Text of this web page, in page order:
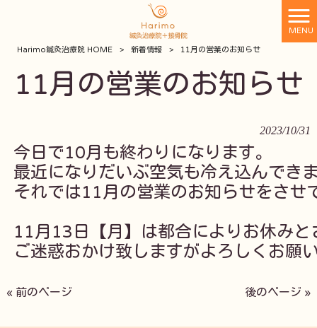
MENU
Harimo鍼灸治療院 HOME > 新着情報 > 11月の営業のお知らせ
11月の営業のお知らせ
2023/10/31
それでは11月の営業のお知らせをさせ
ご迷惑おかけ致しますがよろしくお願
« 前のページ 後のページ »